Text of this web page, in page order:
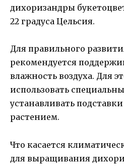
дихоризандры
22 градуса Цельсия.
Для правильного
рекомендуется
влажность воздуха. Для
использовать
устанавливать
растением.
Что касается
для выращивания